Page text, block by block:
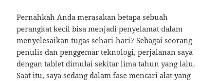
Pernahkah Anda merasakan betapa sebuah
perangkat kecil bisa menjadi penyelamat dalam
menyelesaikan tugas sehari-hari? Sebagai seorang
penulis dan penggemar teknologi, perjalanan saya
dengan tablet dimulai sekitar lima tahun yang lalu.
Saat itu, saya sedang dalam fase mencari alat yang